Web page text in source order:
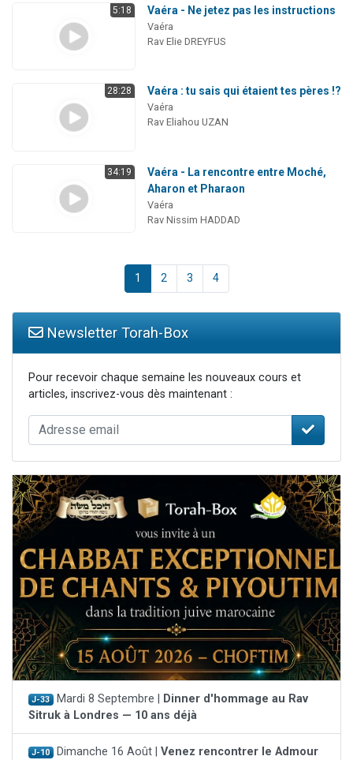
5:18 Vaéra - Ne jetez pas les instructions
Vaéra
Rav Elie DREYFUS
28:28 Vaéra : tu sais qui étaient tes pères !?
Vaéra
Rav Eliahou UZAN
34:19
Vaéra - La rencontre entre Moché,
Aharon et Pharaon
Vaéra
Rav Nissim HADDAD
1 2 3 4
Newsletter Torah-Box
Pour recevoir chaque semaine les nouveaux cours et
articles, inscrivez-vous dès maintenant :
J-33 Mardi 8 Septembre |
Dinner d'hommage au Rav
Sitruk à Londres — 10 ans déjà
J-10 Dimanche 16 Août | Venez rencontrer le Admour